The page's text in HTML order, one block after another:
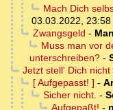
Mach Dich
03.03.2022, 23:58
Zwangsgeld -
Muss man vor
unterschreiben? -
Jetzt stell' Dich nicht
[ Aufgepasst! ] -
Sicher nicht. -
Aufgepaßt! -